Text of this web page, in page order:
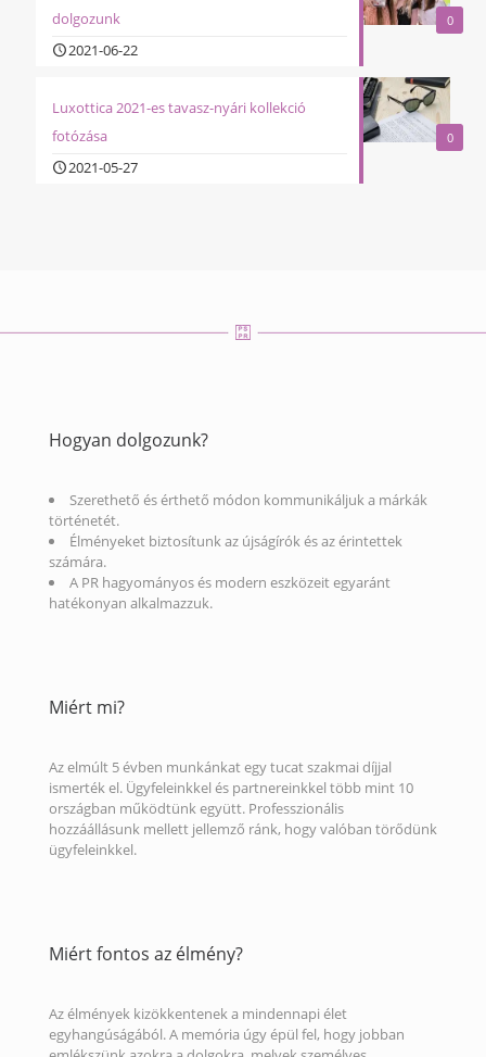
0
dolgozunk
2021-06-22
0
Luxottica 2021-es tavasz-nyári kollekció
fotózása
2021-05-27
Hogyan dolgozunk?
Szerethető és érthető módon kommunikáljuk a márkák
történetét.
Élményeket biztosítunk az újságírók és az érintettek
számára.
A PR hagyományos és modern eszközeit egyaránt
hatékonyan alkalmazzuk.
Miért mi?
Az elmúlt 5 évben munkánkat egy tucat szakmai díjjal
ismerték el. Ügyfeleinkkel és partnereinkkel több mint 10
országban működtünk együtt. Professzionális
hozzáállásunk mellett jellemző ránk, hogy valóban törődünk
ügyfeleinkkel.
Miért fontos az élmény?
Az élmények kizökkentenek a mindennapi élet
egyhangúságából. A memória úgy épül fel, hogy jobban